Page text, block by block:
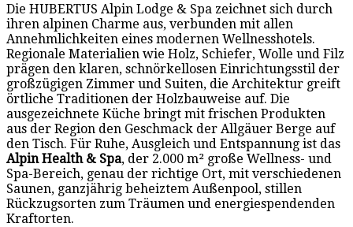
Die HUBERTUS Alpin Lodge & Spa zeichnet sich durch
ihren alpinen Charme aus, verbunden mit allen
Annehmlichkeiten eines modernen Wellnesshotels.
Regionale Materialien wie Holz, Schiefer, Wolle und Filz
prägen den klaren, schnörkellosen Einrichtungsstil der
großzügigen Zimmer und Suiten, die Architektur greift
örtliche Traditionen der Holzbauweise auf. Die
ausgezeichnete Küche bringt mit frischen Produkten
aus der Region den Geschmack der Allgäuer Berge auf
den Tisch. Für Ruhe, Ausgleich und Entspannung ist das
Alpin Health & Spa, der 2.000 m² große Wellness- und
Spa-Bereich, genau der richtige Ort, mit verschiedenen
Saunen, ganzjährig beheiztem Außenpool, stillen
Rückzugsorten zum Träumen und energiespendenden
Kraftorten.